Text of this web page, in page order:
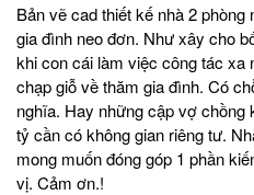
Bản vẽ cad thiết kế nhà 2
gia đình neo đơn. Như xây cho
khi con cái làm việc công tác xa
chạp giỗ về thăm gia đình. Có
nghĩa. Hay những cập vợ chồng
tỷ cần có không gian riêng tư.
mong muốn đóng góp 1 phần
vị. Cảm ơn.!